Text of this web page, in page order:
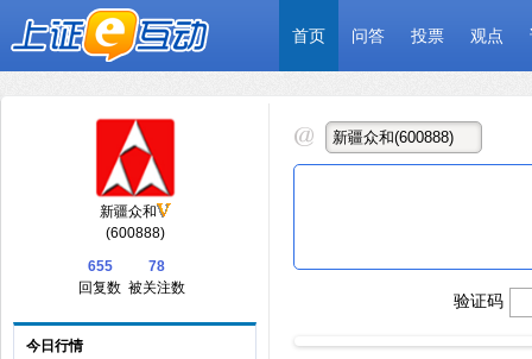
首页 问答 投票 观点
新疆众和
(600888)
655
回复数
78
被关注数
今日行情
验证码